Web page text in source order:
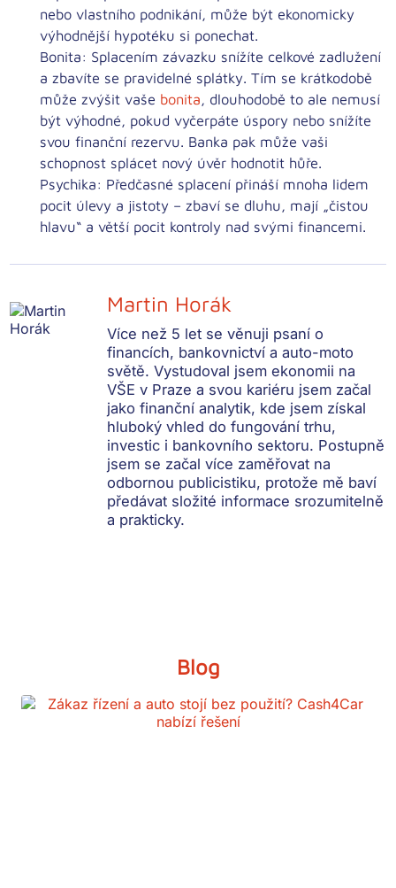
nebo vlastního podnikání, může být ekonomicky
výhodnější hypotéku si ponechat.
Bonita: Splacením závazku snížíte celkové zadlužení
a zbavíte se pravidelné splátky. Tím se krátkodobě
může zvýšit vaše bonita, dlouhodobě to ale nemusí
být výhodné, pokud vyčerpáte úspory nebo snížíte
svou finanční rezervu. Banka pak může vaši
schopnost splácet nový úvěr hodnotit hůře.
Psychika: Předčasné splacení přináší mnoha lidem
pocit úlevy a jistoty – zbaví se dluhu, mají „čistou
hlavu“ a větší pocit kontroly nad svými financemi.
Martin Horák
Více než 5 let se věnuji psaní o
financích, bankovnictví a auto-moto
světě. Vystudoval jsem ekonomii na
VŠE v Praze a svou kariéru jsem začal
jako finanční analytik, kde jsem získal
hluboký vhled do fungování trhu,
investic i bankovního sektoru. Postupně
jsem se začal více zaměřovat na
odbornou publicistiku, protože mě baví
předávat složité informace srozumitelně
a prakticky.
Blog